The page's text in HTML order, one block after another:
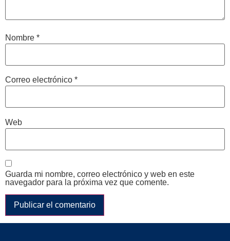
Nombre *
Correo electrónico *
Web
Guarda mi nombre, correo electrónico y web en este
navegador para la próxima vez que comente.